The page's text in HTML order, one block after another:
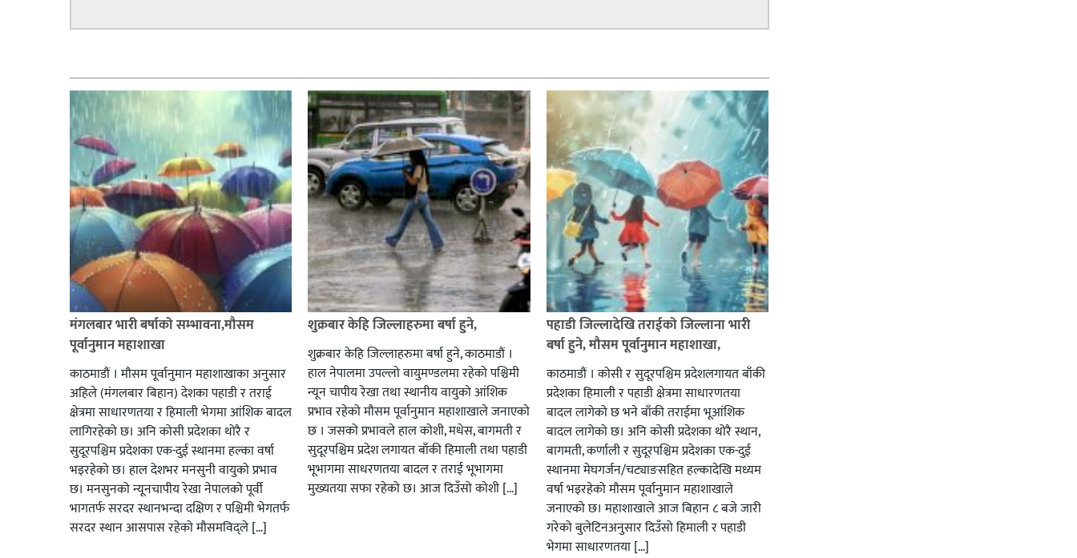
मंगलबार भारी बर्षाको सम्भावना,मौसम
पूर्वानुमान महाशाखा
काठमाडौं । मौसम पूर्वानुमान महाशाखाका अनुसार
अहिले (मंगलबार बिहान) देशका पहाडी र तराई
क्षेत्रमा साधारणतया र हिमाली भेगमा आंशिक बादल
लागिरहेको छ। अनि कोसी प्रदेशका थोरै र
सुदूरपश्चिम प्रदेशका एक-दुई स्थानमा हल्का वर्षा
भइरहेको छ। हाल देशभर मनसुनी वायुको प्रभाव
छ। मनसुनको न्यूनचापीय रेखा नेपालको पूर्वी
भागतर्फ सरदर स्थानभन्दा दक्षिण र पश्चिमी भेगतर्फ
सरदर स्थान आसपास रहेको मौसमविद्ले […]
शुक्रबार केहि जिल्लाहरुमा बर्षा हुने,
शुक्रबार केहि जिल्लाहरुमा बर्षा हुने, काठमाडौं ।
हाल नेपालमा उपल्लो वायुमण्डलमा रहेको पश्चिमी
न्यून चापीय रेखा तथा स्थानीय वायुको आंशिक
प्रभाव रहेको मौसम पूर्वानुमान महाशाखाले जनाएको
छ । जसको प्रभावले हाल कोशी, मधेस, बागमती र
सुदूरपश्चिम प्रदेश लगायत बाँकी हिमाली तथा पहाडी
भूभागमा साधरणतया बादल र तराई भूभागमा
मुख्यतया सफा रहेको छ। आज दिउँसो कोशी […]
पहाडी जिल्लादेखि तराईको जिल्लाना भारी
बर्षा हुने, मौसम पूर्वानुमान महाशाखा,
काठमाडौं । कोसी र सुदूरपश्चिम प्रदेशलगायत बाँकी
प्रदेशका हिमाली र पहाडी क्षेत्रमा साधारणतया
बादल लागेको छ भने बाँकी तराईमा भूआंशिक
बादल लागेको छ। अनि कोसी प्रदेशका थोरै स्थान,
बागमती, कर्णाली र सुदूरपश्चिम प्रदेशका एक-दुई
स्थानमा मेघगर्जन/चट्याङसहित हल्कादेखि मध्यम
वर्षा भइरहेको मौसम पूर्वानुमान महाशाखाले
जनाएको छ। महाशाखाले आज बिहान ८ बजे जारी
गरेको बुलेटिनअनुसार दिउँसो हिमाली र पहाडी
भेगमा साधारणतया […]